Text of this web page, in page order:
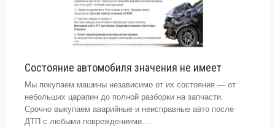
Состояние автомобиля значения не имеет
Мы покупаем машины независимо от их состояния — от
небольших царапин до полной разборки на запчасти.
Срочно выкупаем аварийные и неисправные авто после
ДТП с любыми повреждениями....